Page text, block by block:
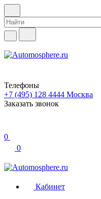
Телефоны
+7 (495) 128 4444 Москва
Заказать звонок
0
0
Кабинет